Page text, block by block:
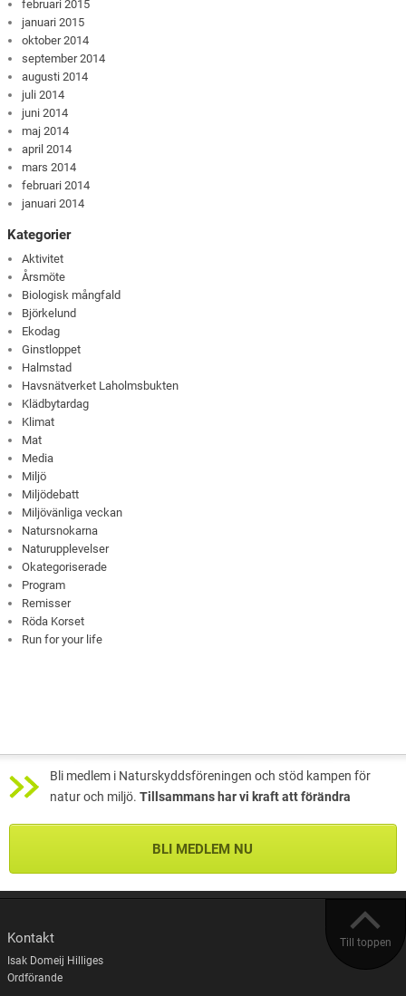
februari 2015
januari 2015
oktober 2014
september 2014
augusti 2014
juli 2014
juni 2014
maj 2014
april 2014
mars 2014
februari 2014
januari 2014
Kategorier
Aktivitet
Årsmöte
Biologisk mångfald
Björkelund
Ekodag
Ginstloppet
Halmstad
Havsnätverket Laholmsbukten
Klädbytardag
Klimat
Mat
Media
Miljö
Miljödebatt
Miljövänliga veckan
Natursnokarna
Naturupplevelser
Okategoriserade
Program
Remisser
Röda Korset
Run for your life
Bli medlem i Naturskyddsföreningen och stöd kampen för
natur och miljö. Tillsammans har vi kraft att förändra
BLI MEDLEM NU
Till toppen
Kontakt
Isak Domeij Hilliges
Ordförande